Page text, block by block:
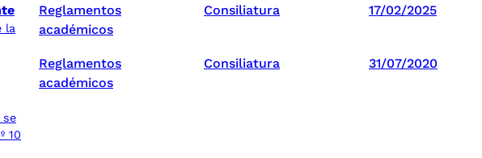
la
Reglamentos
académicos
Consiliatura 17/02/2025
se
10
Reglamentos
académicos
Consiliatura 31/07/2020